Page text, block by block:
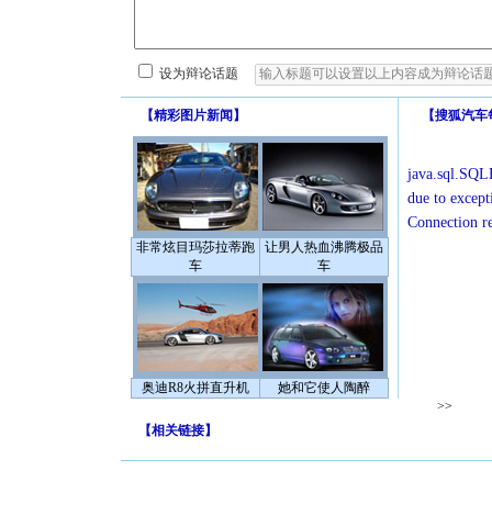
设为辩论话题
【精彩图片新闻 】
非常炫目玛莎拉蒂跑
车
让男人热血沸腾极品
车
奥迪R8火拼直升机 她和它使人陶醉
【搜狐汽车
due to
Connection
>>
【相关链接】